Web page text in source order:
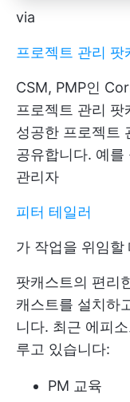
via
프로젝트 관리 팟
CSM, PMP인
프로젝트 관리
성공한 프로젝트
공유합니다. 예를
관리자
피터 테일러
가 작업을 위임할
팟캐스트의 편리
캐스트를 설치하
니다. 최근 에피
루고 있습니다:
PM 교육